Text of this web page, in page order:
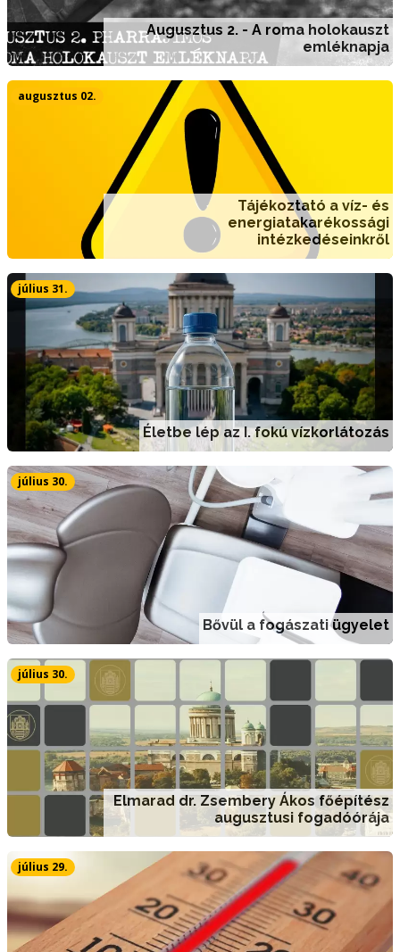
Augusztus 2. - A roma holokauszt
emléknapja
Tájékoztató a víz- és
energiatakarékossági
intézkedéseinkről
augusztus 02.
Életbe lép az I. fokú vízkorlátozás
július 31.
Bővül a fogászati ügyelet
július 30.
Elmarad dr. Zsembery Ákos főépítész
augusztusi fogadóórája
július 30.
július 29.